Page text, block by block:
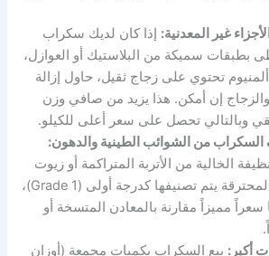
غير المعدنية: إذا كان لديك سكراب
بطبقات سميكة من البلاستيك أو العوازل،
تحتوي على زجاج ثقيل، حاول إزالة
والزجاج إن أمكن. هذا يزيد من صافي وزن
وبالتالي تحصل على سعر أعلى للكيلو.
من الشوائب الطينية والدهون:
الخالية من الأتربة المتراكمة أو زيوت
السيارات المحترقة يتم تصنيفها كدرجة أولى (Grade 1)،
سعراً مميزاً مقارنة بالمعادن المتسخة أو
أكبر: بيع السكراب بكميات مجمعة (أوزان